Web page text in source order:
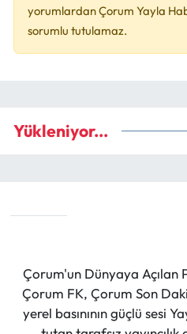
yorumlardan Çorum Yayla
sorumlu tutulamaz.
Yükleniyor...
Çorum'un Dünyaya Açılan
Çorum FK, Çorum Son
yerel basınının güçlü sesi